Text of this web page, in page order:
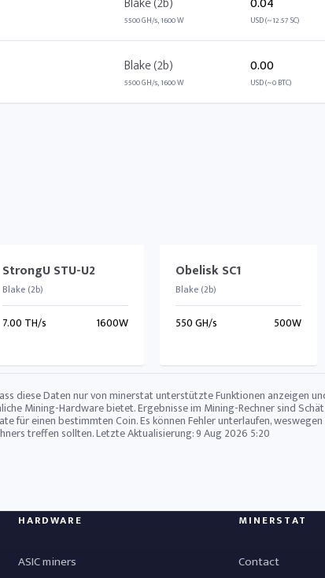
5500 GH/s, 1600 W USD (~12.57 SC)
Blake (2b)
5500 GH/s, 1600 W
0.00
USD (~0 BTC)
StrongU STU-U2
Blake (2b)
7.00 TH/s 1600W
Obelisk SC1
Blake (2b)
550 GH/s 500W
diese Daten nur von minerstat unterstützte Funktionen anzeigen
Mining-Hardware bietet. Ergebnisse im Mining-Rechner sind
für einen bestimmten Coin. Es können Fehler unterlaufen,
treffen sollten. Letzte Aktualisierung:9 Aug 2026 5:20
HARDWARE
ASIC miners
MINERSTAT
Contact